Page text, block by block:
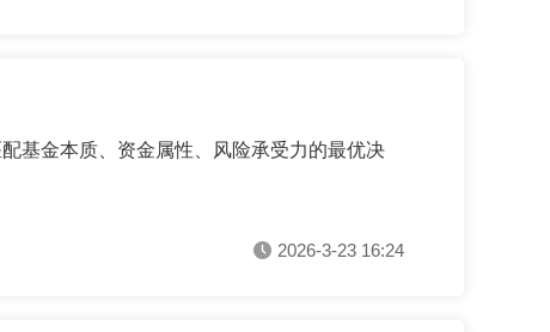
基金本质、资金属性、风险承受力的最优决
2026-3-23 16:24